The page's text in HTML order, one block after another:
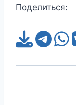
Поделиться: